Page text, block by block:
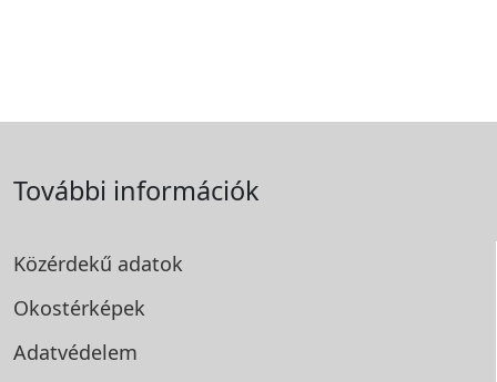
További információk
Közérdekű adatok
Okostérképek
Adatvédelem